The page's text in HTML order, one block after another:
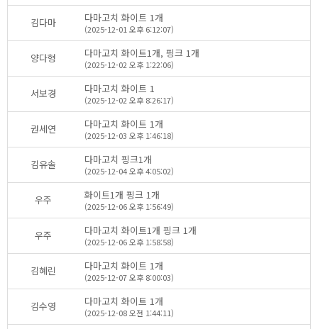
김다마 다마고치화이트1개
(2025-12-01오후6:12:07)
양다형 다마고치화이트1개,핑크1개
(2025-12-02오후1:22:06)
서보경 다마고치화이트1
(2025-12-02오후8:26:17)
권세연 다마고치화이트1개
(2025-12-03오후1:46:18)
김유솔 다마고치핑크1개
(2025-12-04오후4:05:02)
우주 화이트1개핑크1개
(2025-12-06오후1:56:49)
우주 다마고치화이트1개핑크1개
(2025-12-06오후1:58:58)
김혜린 다마고치화이트1개
(2025-12-07오후8:00:03)
김수영 다마고치화이트1개
(2025-12-08오전1:44:11)